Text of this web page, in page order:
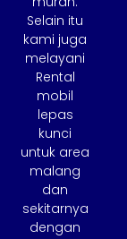
Selain itu
kami juga
melayani
Rental
mobil
lepas
kunci
untuk area
malang
dan
sekitarnya
dengan